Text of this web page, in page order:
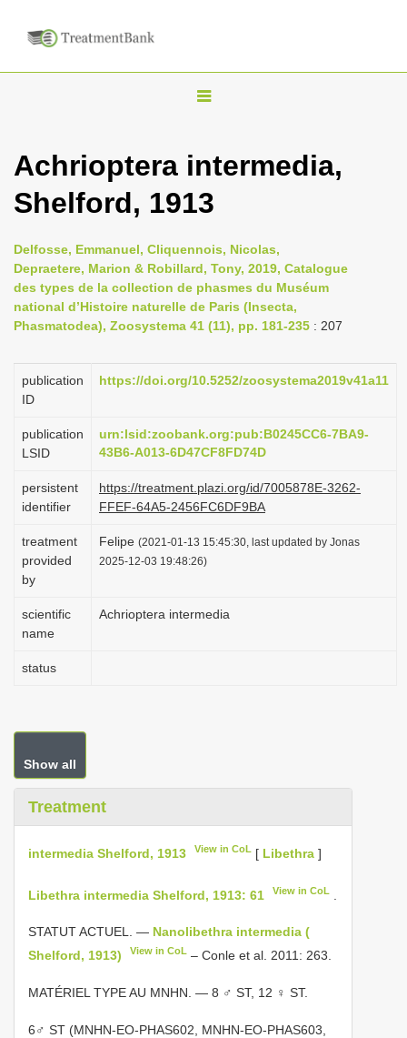
T
g
l
n
a
v
i
a
i
o
Achrioptera intermedia,
Shelford, 1913
Delfosse, Emmanuel, Cliquennois, Nicolas,
Depraetere, Marion & Robillard, Tony, 2019, Catalogue
des types de la collection de phasmes du Muséum
national d’Histoire naturelle de Paris (Insecta,
Phasmatodea), Zoosystema 41 (11), pp. 181-235 : 207
publication
ID
https://doi.org/10.5252/zoosystema2019v41a11
publication
LSID
urn:lsid:zoobank.org:pub:B0245CC6-7BA9-
43B6-A013-6D47CF8FD74D
persistent
identifier
https://treatment.plazi.org/id/7005878E-3262-
FFEF-64A5-2456FC6DF9BA
treatment
provided
by
Felipe (2021-01-13 15:45:30, last updated by Jonas
2025-12-03 19:48:26)
scientific
name
Achrioptera intermedia
status
Show all
Treatment
intermedia Shelford, 1913 View in CoL [ Libethra ]
Libethra intermedia Shelford, 1913: 61 View in CoL
STATUT ACTUEL. — Nanolibethra intermedia (
Shelford, 1913)
View in CoL – Conle et al. 2011: 263.
MATÉRIEL TYPE AU MNHN. — 8 ♂ ST, 12 ♀ ST.
6♂ ST (MNHN-EO-PHAS602, MNHN-EO-PHAS603,